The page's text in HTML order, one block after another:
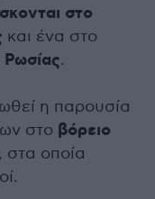
στο
και ένα στο
.
η παρουσία
στο βόρειο
, στα οποία